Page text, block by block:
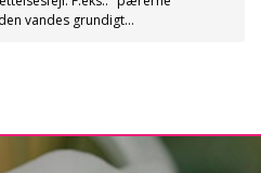
vandes grundigt…